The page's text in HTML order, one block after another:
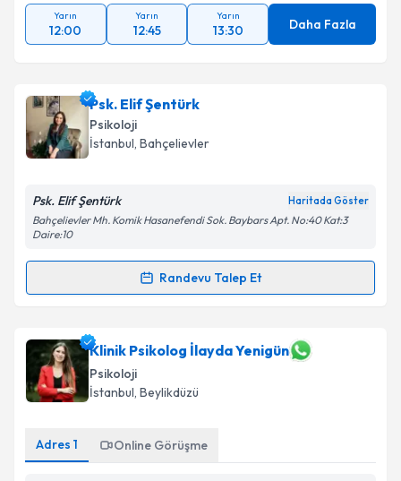
Yarın
12:00
Yarın
12:45
Yarın
13:30 Daha Fazla
Psk. Elif Şentürk
Psikoloji
İstanbul, Bahçelievler
Psk. Elif Şentürk Haritada Göster
Bahçelievler Mh. Komik Hasanefendi Sok. Baybars Apt. No:40 Kat:3
Daire:10
Randevu Talep Et
Randevu Takvimi Talebi
Psk. Elif Şentürkiçin randevu takvimi talebi
oluşturun. Size bu uzmandan randevu almanız için bir
takvim hazırlandığında e-posta ile bilgilendireceğiz.
Klinik Psikolog İlayda Yenigün
Psikoloji
İstanbul, Beylikdüzü
Adres 1 Online Görüşme